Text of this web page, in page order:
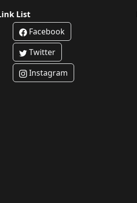
List
Facebook
Twitter
Instagram